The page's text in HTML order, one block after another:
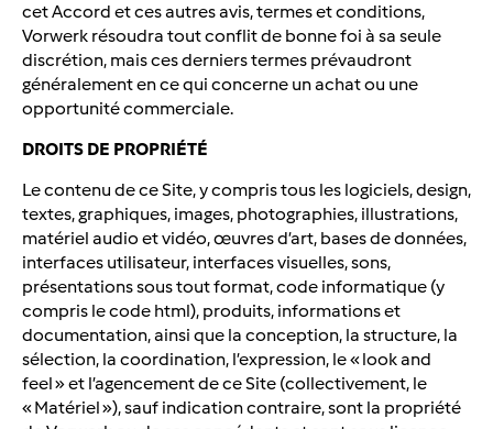
cet Accord et ces autres avis, termes et conditions,
Vorwerk résoudra tout conflit de bonne foi à sa seule
discrétion, mais ces derniers termes prévaudront
généralement en ce qui concerne un achat ou une
opportunité commerciale.
DROITS DE PROPRIÉTÉ
Le contenu de ce Site, y compris tous les logiciels, design,
textes, graphiques, images, photographies, illustrations,
matériel audio et vidéo, œuvres d’art, bases de données,
interfaces utilisateur, interfaces visuelles, sons,
présentations sous tout format, code informatique (y
compris le code html), produits, informations et
documentation, ainsi que la conception, la structure, la
sélection, la coordination, l’expression, le « look and
feel » et l’agencement de ce Site (collectivement, le
« Matériel »), sauf indication contraire, sont la propriété